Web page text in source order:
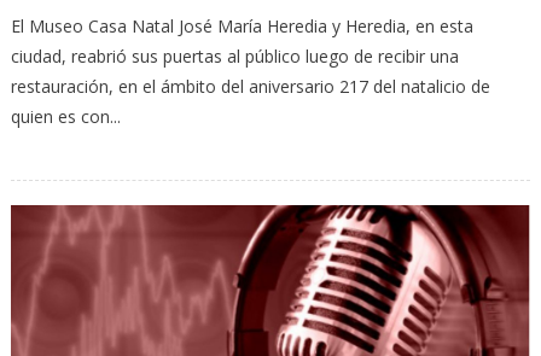
El Museo Casa Natal José María Heredia y Heredia, en esta
ciudad, reabrió sus puertas al público luego de recibir una
restauración, en el ámbito del aniversario 217 del natalicio de
quien es con...